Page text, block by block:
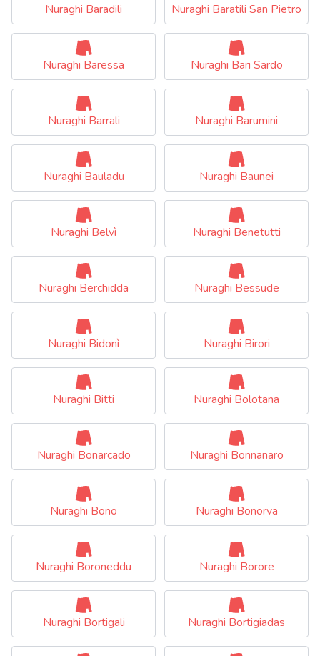
Nuraghi Baradili Nuraghi Baratili San Pietro
Nuraghi Baressa Nuraghi Bari Sardo
Nuraghi Barrali Nuraghi Barumini
Nuraghi Bauladu Nuraghi Baunei
Nuraghi Belvì Nuraghi Benetutti
Nuraghi Berchidda Nuraghi Bessude
Nuraghi Bidonì Nuraghi Birori
Nuraghi Bitti Nuraghi Bolotana
Nuraghi Bonarcado Nuraghi Bonnanaro
Nuraghi Bono Nuraghi Bonorva
Nuraghi Boroneddu Nuraghi Borore
Nuraghi Bortigali Nuraghi Bortigiadas